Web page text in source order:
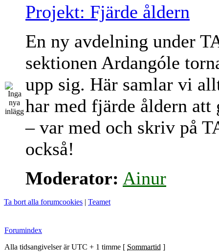
Projekt: Fjärde åldern
En ny avdelning under
sektionen Ardangóle
upp sig. Här samlar vi
har med fjärde åldern att
– var med och skriv på
också!
Moderator: Ainur
Ta bort alla forumcookies | Teamet
Forumindex
Alla tidsangivelser är UTC + 1 timme [ Sommartid ]